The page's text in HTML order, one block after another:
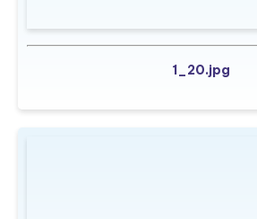
1_20.jpg